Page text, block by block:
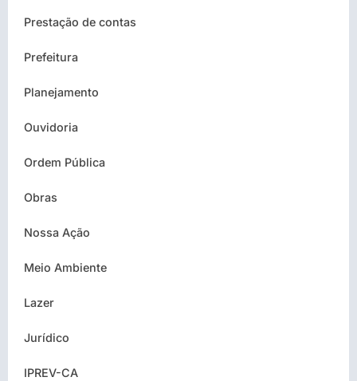
Prestação de contas
Prefeitura
Planejamento
Ouvidoria
Ordem Pública
Obras
Nossa Ação
Meio Ambiente
Lazer
Jurídico
IPREV-CA